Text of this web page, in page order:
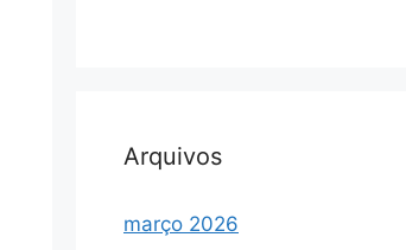
Arquivos
março 2026